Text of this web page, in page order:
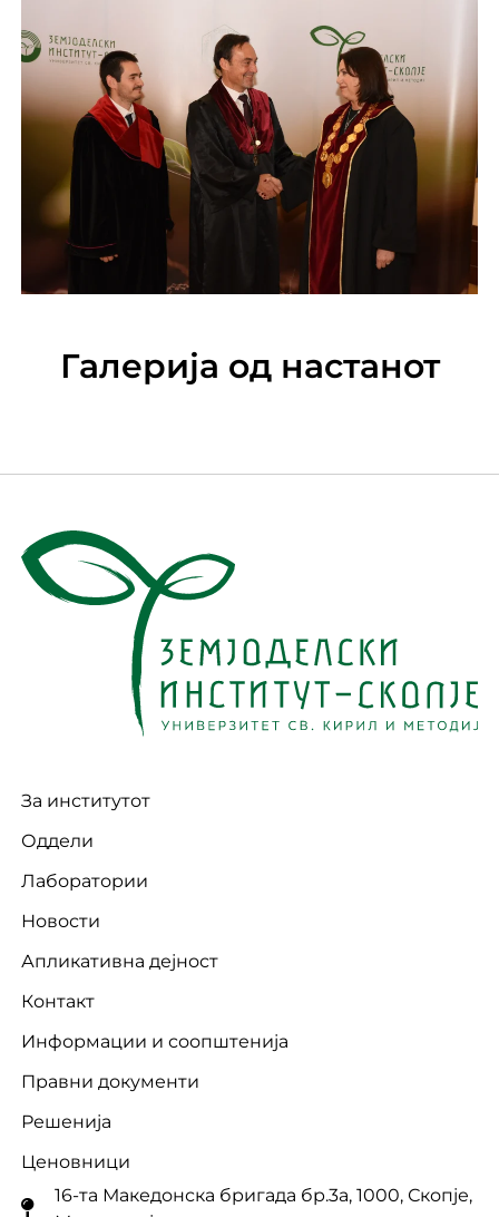
Галерија од настанот
За институтот
Оддели
Лаборатории
Новости
Апликативна дејност
Контакт
Информации и соопштенија
Правни документи
Решенија
Ценовници
16-та Македонска бригада бр.3a, 1000, Скопје,